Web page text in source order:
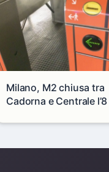
Milano, M2 chiusa tra
Cadorna e Centrale
alternative